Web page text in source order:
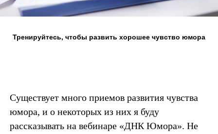
Тренируйтесь, чтобы развить хорошее чувство юмора
Существует много приемов развития чувства
юмора, и о некоторых из них я буду
рассказывать на вебинаре «ДНК Юмора». Не